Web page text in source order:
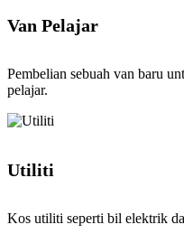
Van Pelajar
Pembelian sebuah van baru
pelajar.
Utiliti
Kos utiliti seperti bil elektrik